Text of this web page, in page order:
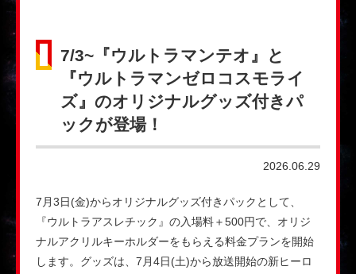
7/3~『ウルトラマンテオ』と
『ウルトラマンゼロコスモライ
ズ』のオリジナルグッズ付きパ
ックが登場！
2026.06.29
7月3日(金)からオリジナルグッズ付きパックとして、
『ウルトラアスレチック』の入場料＋500円で、オリジ
ナルアクリルキーホルダーをもらえる料金プランを開始
します。グッズは、7月4日(土)から放送開始の新ヒーロ